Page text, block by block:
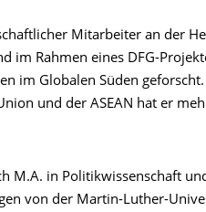
Mitarbeiter an der
im Rahmen eines DFG-
im Globalen Süden
und der ASEAN hat er
M.A. in Politikwissenschaft
von der Martin-Luther-